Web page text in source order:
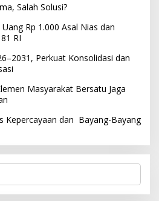
Salah Solusi?
Rp 1.000 Asal Nias dan
RI
Perkuat Konsolidasi dan
Masyarakat Bersatu Jaga
Kepercayaan dan Bayang-Bayang